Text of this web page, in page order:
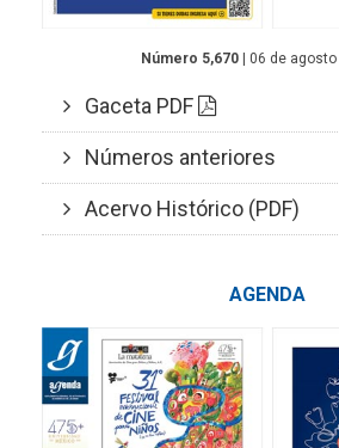
Número 5,670 | 06 de agosto
Gaceta PDF
Números anteriores
Acervo Histórico (PDF)
AGENDA